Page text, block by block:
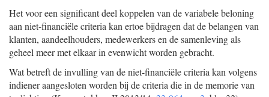
Het voor een significant deel koppelen van de variabele beloning
aan niet-financiële criteria kan ertoe bijdragen dat de belangen van
klanten, aandeelhouders, medewerkers en de samenleving als
geheel meer met elkaar in evenwicht worden gebracht.
Wat betreft de invulling van de niet-financiële criteria kan volgens
indiener aangesloten worden bij de criteria die in de memorie van